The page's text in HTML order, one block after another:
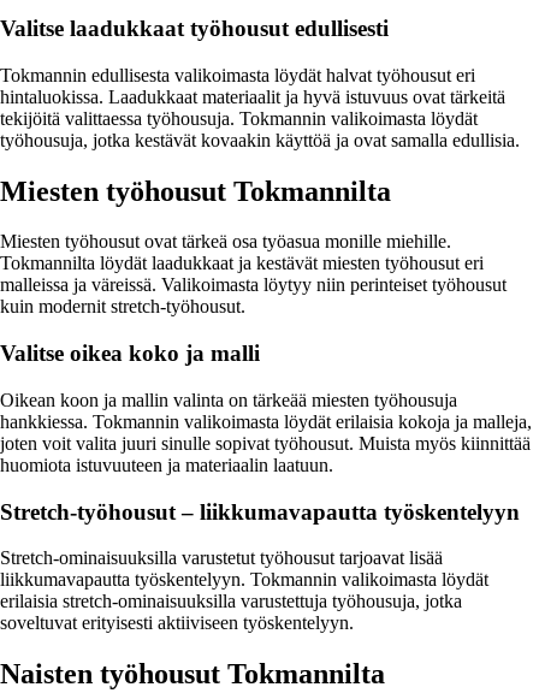
Valitse laadukkaat työhousut edullisesti
Tokmannin edullisesta valikoimasta löydät halvat työhousut eri
hintaluokissa. Laadukkaat materiaalit ja hyvä istuvuus ovat tärkeitä
tekijöitä valittaessa työhousuja. Tokmannin valikoimasta löydät
työhousuja, jotka kestävät kovaakin käyttöä ja ovat samalla edullisia.
Miesten työhousut Tokmannilta
Miesten työhousut ovat tärkeä osa työasua monille miehille.
Tokmannilta löydät laadukkaat ja kestävät miesten työhousut eri
malleissa ja väreissä. Valikoimasta löytyy niin perinteiset työhousut
kuin modernit stretch-työhousut.
Valitse oikea koko ja malli
Oikean koon ja mallin valinta on tärkeää miesten työhousuja
hankkiessa. Tokmannin valikoimasta löydät erilaisia kokoja ja malleja,
joten voit valita juuri sinulle sopivat työhousut. Muista myös kiinnittää
huomiota istuvuuteen ja materiaalin laatuun.
Stretch-työhousut – liikkumavapautta työskentelyyn
Stretch-ominaisuuksilla varustetut työhousut tarjoavat lisää
liikkumavapautta työskentelyyn. Tokmannin valikoimasta löydät
erilaisia stretch-ominaisuuksilla varustettuja työhousuja, jotka
soveltuvat erityisesti aktiiviseen työskentelyyn.
Naisten työhousut Tokmannilta